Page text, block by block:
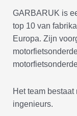
GARBARUK is
top 10 van
Europa. Zijn
Het team
ingenieurs.